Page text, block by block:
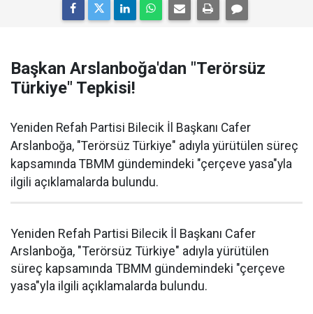
Başkan Arslanboğa'dan "Terörsüz
Türkiye" Tepkisi!
Yeniden Refah Partisi Bilecik İl Başkanı Cafer
Arslanboğa, "Terörsüz Türkiye" adıyla yürütülen süreç
kapsamında TBMM gündemindeki "çerçeve yasa"yla
ilgili açıklamalarda bulundu.
Yeniden Refah Partisi Bilecik İl Başkanı Cafer
Arslanboğa, "Terörsüz Türkiye" adıyla yürütülen
süreç kapsamında TBMM gündemindeki "çerçeve
yasa"yla ilgili açıklamalarda bulundu.